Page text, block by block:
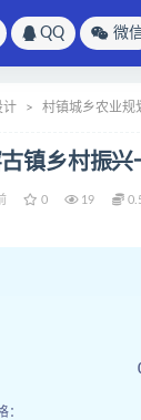
QQ 微
计 村镇城乡农业规
镇乡村振兴
0 19
：